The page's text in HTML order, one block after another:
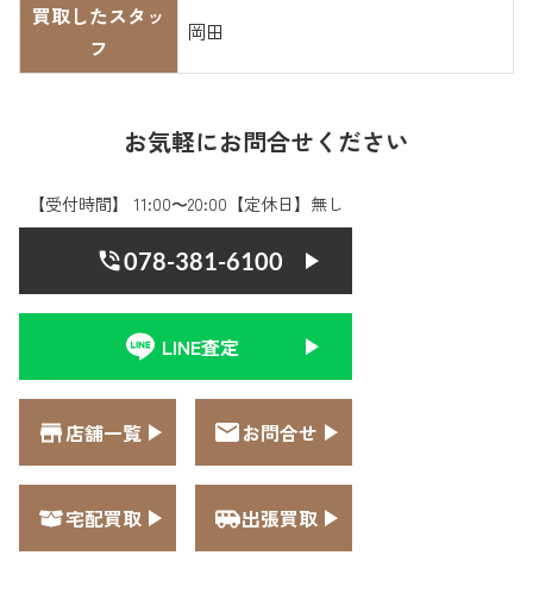
買取したスタッ
フ
岡田
お気軽にお問合せください
【受付時間】 11:00〜20:00【定休日】無し
078-381-6100
LINE査定
店舗一覧 お問合せ
宅配買取 出張買取